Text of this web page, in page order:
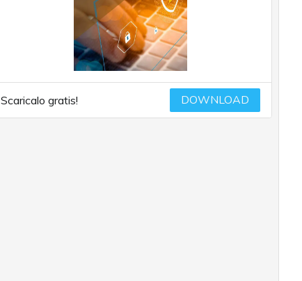
Scaricalo gratis! DOWNLOAD